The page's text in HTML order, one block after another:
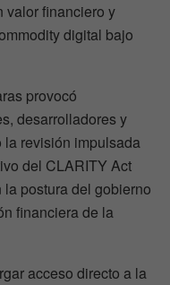
valor financiero y
digital bajo
provocó
desarrolladores y
la revisión impulsada
del CLARITY Act
postura del gobierno
financiera de la
acceso directo a la